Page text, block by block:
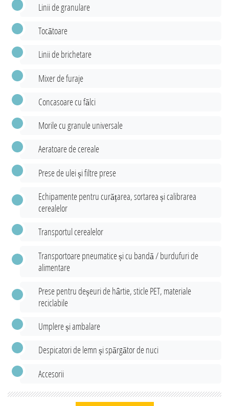
Linii de granulare
Tocătoare
Linii de brichetare
Mixer de furaje
Concasoare cu fălci
Morile cu granule universale
Aeratoare de cereale
Prese de ulei și filtre prese
Echipamente pentru curățarea, sortarea și calibrarea
cerealelor
Transportul cerealelor
Transportoare pneumatice și cu bandă / burdufuri de
alimentare
Prese pentru deșeuri de hârtie, sticle PET, materiale
reciclabile
Umplere și ambalare
Despicatori de lemn și spărgător de nuci
Accesorii